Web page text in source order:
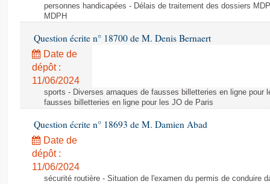
Questions écrites et orales
Comptes rendus des débats
personnes handicapées - Délais de traitement des dossiers
MDPH
Question écrite n° 18700 de M. Denis Bernaert
Date de
dépôt :
11/06/2024
sports - Diverses arnaques de fausses billetteries en ligne pour
fausses billetteries en ligne pour les JO de Paris
Question écrite n° 18693 de M. Damien Abad
Date de
dépôt :
11/06/2024
sécurité routière - Situation de l'examen du permis de conduire